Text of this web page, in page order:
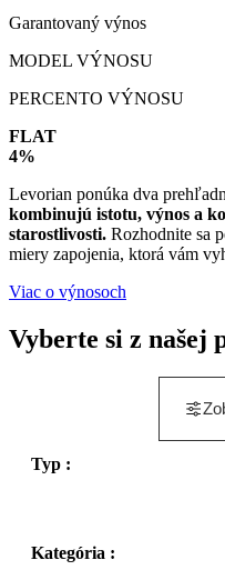
Garantovaný výnos
MODEL VÝNOSU
PERCENTO VÝNOSU
FLAT
4%
Levorian ponúka dva
kombinujú istotu, výnos a
starostlivosti. Rozhodnite sa
miery zapojenia, ktorá vám
Viac o výnosoch
Vyberte si z našej
Typ :
Kategória :